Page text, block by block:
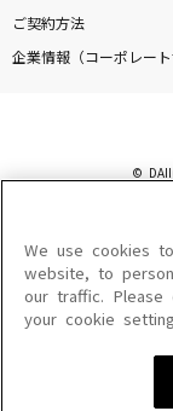
ご契約方法
企業情報（コーポレート
©
このサイトに掲載されて
を問わず、著作権法の定
を禁じます。
楽曲及びコンテンツは、
楽曲及びコンテンツの配
We use cookies
website, to
our traffic. Please
your cookie